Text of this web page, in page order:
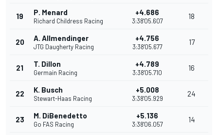
19 P. Menard
Richard Childress Racing
+4.686
3:38'05.607
18
20 A. Allmendinger
JTG Daugherty Racing
+4.756
3:38'05.677
17
21 T. Dillon
Germain Racing
+4.789
3:38'05.710
16
22 K. Busch
Stewart-Haas Racing
+5.008
3:38'05.929
24
23 M. DiBenedetto
Go FAS Racing
+5.136
3:38'06.057
14